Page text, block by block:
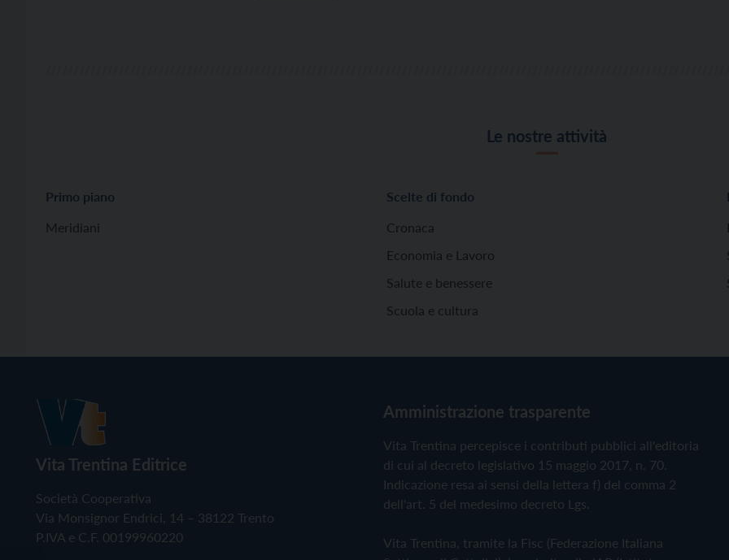
Le nostre attività
Primo piano
Meridiani
Scelte di fondo
Cronaca
Economia e Lavoro
Salute e benessere
Scuola e cultura
Vita Trentina Editrice
Società Cooperativa
Via Monsignor Endrici, 14 – 38122 Trento
P.IVA e C.F. 00199960220
Amministrazione trasparente
Vita Trentina percepisce i contributi pubblici all'editoria
di cui al decreto legislativo 15 maggio 2017, n. 70.
Indicazione resa ai sensi della lettera f) del comma 2
dell'art. 5 del medesimo decreto Lgs.
Vita Trentina, tramite la Fisc (Federazione Italiana